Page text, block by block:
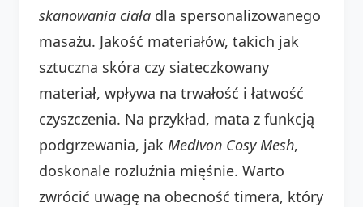
skanowania ciała dla spersonalizowanego
masażu. Jakość materiałów, takich jak
sztuczna skóra czy siateczkowany
materiał, wpływa na trwałość i łatwość
czyszczenia. Na przykład, mata z funkcją
podgrzewania, jak Medivon Cosy Mesh,
doskonale rozluźnia mięśnie. Warto
zwrócić uwagę na obecność timera, który